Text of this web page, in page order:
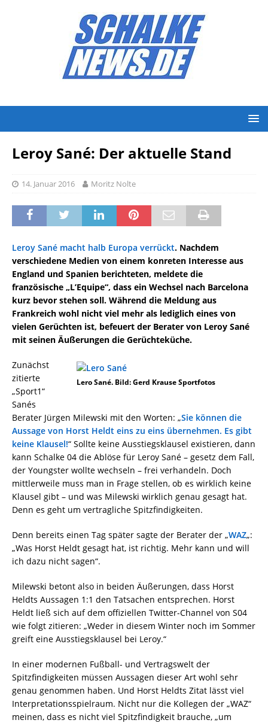
Leroy Sané: Der aktuelle Stand
14. Januar 2016 Moritz Nolte
Leroy Sané macht halb Europa verrückt. Nachdem
verschiedene Medien von einem konreten Interesse aus
England und Spanien berichteten, meldete die
französische „L’Equipe“, dass ein Wechsel nach Barcelona
kurz bevor stehen soll. Während die Meldung aus
Frankreich wohl nicht viel mehr als lediglich eines von
vielen Gerüchten ist, befeuert der Berater von Leroy Sané
mit seinen Äußerungen die Gerüchteküche.
Lero Sané. Bild: Gerd Krause Sportfotos
Zunächst
zitierte
„Sport1“
Sanés
Berater Jürgen Milewski mit den Worten: „Sie können die
Aussage von Horst Heldt eins zu eins übernehmen. Es gibt
keine Klausel!“ Sollte keine Ausstiegsklausel existieren, dann
kann Schalke 04 die Ablöse für Leroy Sané – gesetz dem Fall,
der Youngster wollte wechseln – frei verhandeln. Doch
mittlerweile muss man in Frage stellen, ob es wirklich keine
Klausel gibt – und was Milewski wirklich genau gesagt hat.
Denn es geht um vertragliche Spitzfindigkeiten.
Denn bereits einen Tag später sagte der Berater der „WAZ„:
„Was Horst Heldt gesagt hat, ist richtig. Mehr kann und will
ich dazu nicht sagen“.
Milewski betont also in beiden Äußerungen, dass Horst
Heldts Aussagen 1:1 den Tatsachen entsprechen. Horst
Heldt ließ sich auf dem offiziellen Twitter-Channel von S04
wie folgt zitieren: „Weder in diesem Winter noch im Sommer
greift eine Ausstiegsklausel bei Leroy.“
In einer modernen Fußball- und Vertragswelt der
Spitzfindigkeiten müssen Aussagen dieser Art wohl sehr
genau genommen haben. Und Horst Heldts Zitat lässt viel
Interpretationsspielraum. Nicht nur die Kollegen der „WAZ“
meinen, dass es nicht viel Spitzfindigkeit brauche, „um